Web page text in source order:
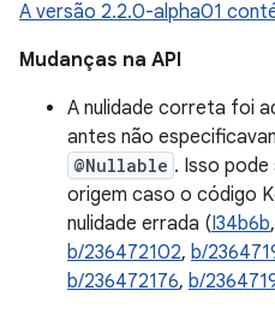
A versão 2.2.0-alpha01
Mudanças na API
A nulidade correta foi
antes não
@Nullable . Isso
origem caso o código
nulidade errada (I34b6b,
b/236472102, b/
b/236472176, b/